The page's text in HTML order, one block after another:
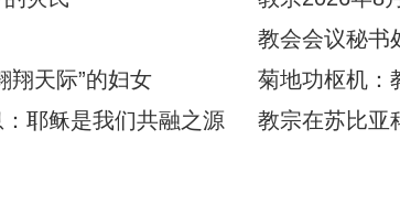
将回到他度过多年传教岁月
教会会议秘书
翔天际”的妇女
菊地功枢机：
耶稣是我们共融之源
教宗在苏比亚